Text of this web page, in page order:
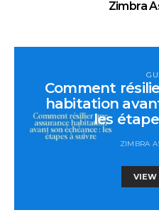
Zimbra
Comment
habitation
les
ZIMBRA
VIEW